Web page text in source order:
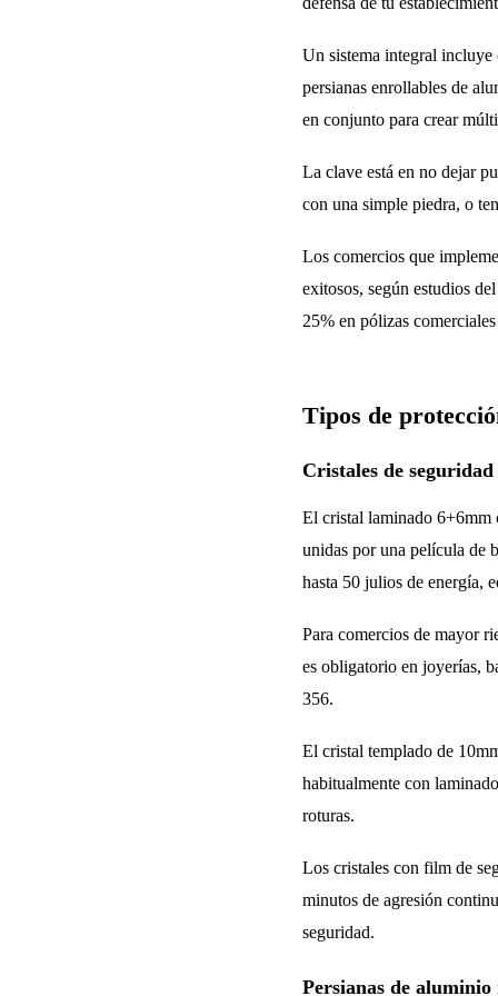
Un sistema integral incluye
persianas enrollables de
en conjunto para crear
La clave está en no dejar
con una simple piedra, o
Los comercios que
exitosos, según estudios
25% en pólizas
Tipos de
Cristales de
El cristal laminado 6+6mm
unidas por una película de
hasta 50 julios de energía,
Para comercios de mayor
es obligatorio en joyerías,
356.
El cristal templado de
habitualmente con
roturas.
Los cristales con film de
minutos de agresión
seguridad.
Persianas de